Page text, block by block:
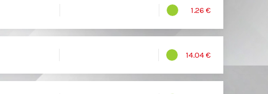
1.26 €
14.04 €